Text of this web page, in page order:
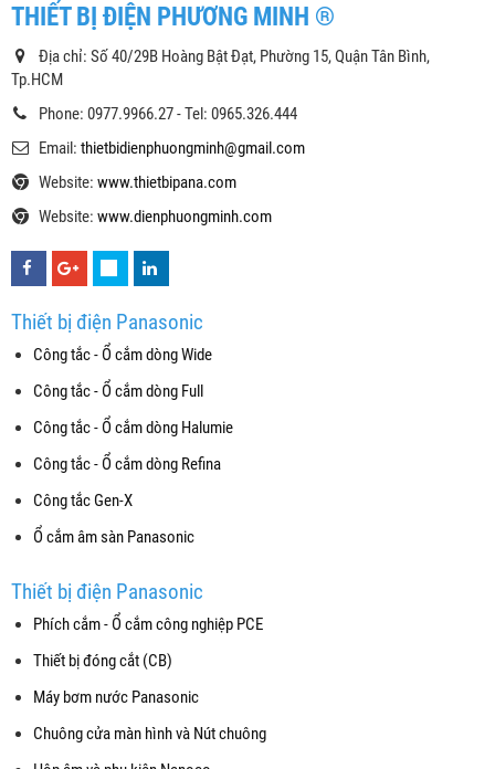
THIẾT BỊ ĐIỆN PHƯƠNG MINH ®
Địa chỉ: Số 40/29B Hoàng Bật Đạt, Phường 15, Quận Tân Bình,
Tp.HCM
Phone: 0977.9966.27 - Tel: 0965.326.444
Email: thietbidienphuongminh@gmail.com
Website: www.thietbipana.com
Website: www.dienphuongminh.com
Thiết bị điện Panasonic
Công tắc - Ổ cắm dòng Wide
Công tắc - Ổ cắm dòng Full
Công tắc - Ổ cắm dòng Halumie
Công tắc - Ổ cắm dòng Refina
Công tắc Gen-X
Ổ cắm âm sàn Panasonic
Thiết bị điện Panasonic
Phích cắm - Ổ cắm công nghiệp PCE
Thiết bị đóng cắt (CB)
Máy bơm nước Panasonic
Chuông cửa màn hình và Nút chuông